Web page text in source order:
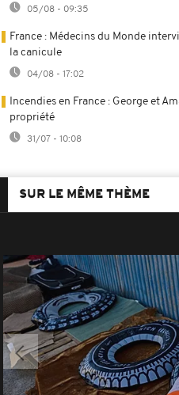
05/08 - 09:35
France : Médecins du Monde
la canicule
04/08 - 17:02
Incendies en France : George et
propriété
31/07 - 10:08
SUR LE MÊME THÈME